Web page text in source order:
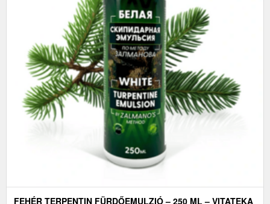
FEHÉR TERPENTIN FÜRDŐEMULZIÓ – 250 ML – VITATEKA